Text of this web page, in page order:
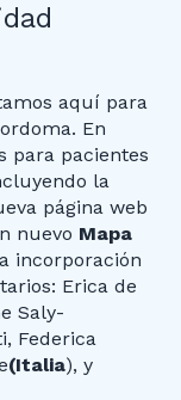
aquí para
En
para pacientes
la
página web
nuevo Mapa
incorporación
Erica de
Saly-
Federica
(Italia), y